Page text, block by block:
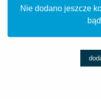
Nie dodano jeszcze